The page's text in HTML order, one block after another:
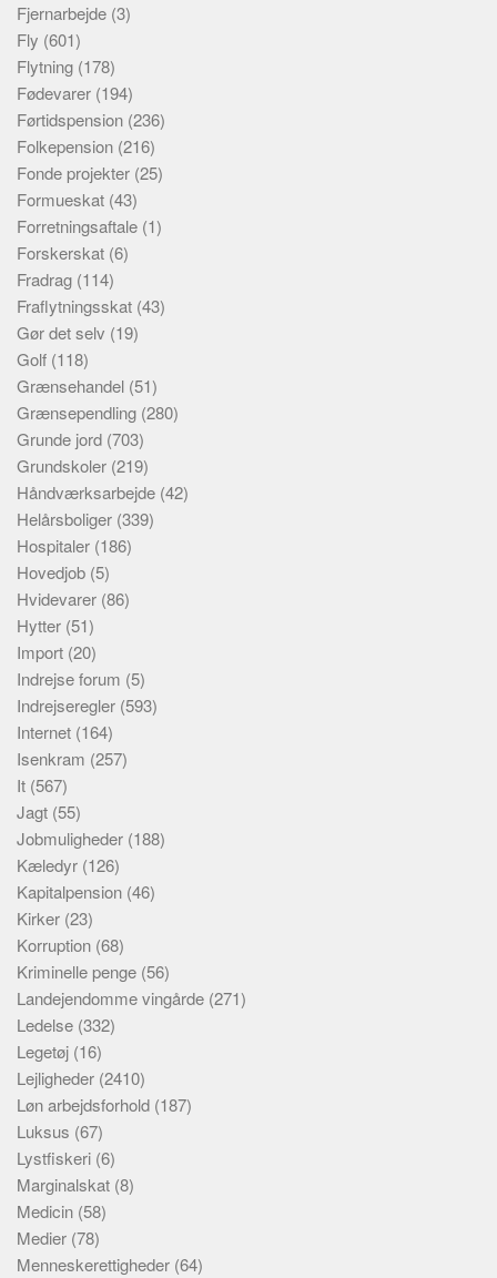
Fjernarbejde (3)
Fly (601)
Flytning (178)
Fødevarer (194)
Førtidspension (236)
Folkepension (216)
Fonde projekter (25)
Formueskat (43)
Forretningsaftale (1)
Forskerskat (6)
Fradrag (114)
Fraflytningsskat (43)
Gør det selv (19)
Golf (118)
Grænsehandel (51)
Grænsependling (280)
Grunde jord (703)
Grundskoler (219)
Håndværksarbejde (42)
Helårsboliger (339)
Hospitaler (186)
Hovedjob (5)
Hvidevarer (86)
Hytter (51)
Import (20)
Indrejse forum (5)
Indrejseregler (593)
Internet (164)
Isenkram (257)
It (567)
Jagt (55)
Jobmuligheder (188)
Kæledyr (126)
Kapitalpension (46)
Kirker (23)
Korruption (68)
Kriminelle penge (56)
Landejendomme vingårde (271)
Ledelse (332)
Legetøj (16)
Lejligheder (2410)
Løn arbejdsforhold (187)
Luksus (67)
Lystfiskeri (6)
Marginalskat (8)
Medicin (58)
Medier (78)
Menneskerettigheder (64)